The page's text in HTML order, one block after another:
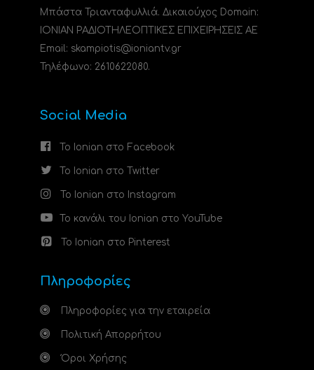
Μπάστα Τριανταφυλλιά. Δικαιούχος Domain:
ΙΟΝΙΑΝ ΡΑΔΙΟΤΗΛΕΟΠΤΙΚΕΣ ΕΠΙΧΕΙΡΗΣΕΙΣ ΑΕ
Email: skampiotis@ioniantv.gr
Τηλέφωνο: 2610622080.
Social Media
Το Ionian στο Facebook
Το Ionian στο Twitter
Το Ionian στο Instagram
Το κανάλι του Ionian στο YouTube
Το Ionian στο Pinterest
Πληροφορίες
Πληροφορίες για την εταιρεία
Πολιτική Απορρήτου
Όροι Χρήσης